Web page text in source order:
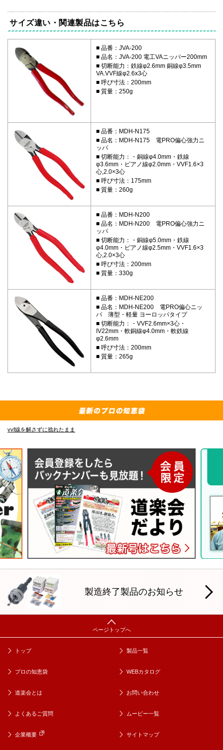
サイズ違い・関連製品はこちら
品番：JVA-200
品名：JVA-200 電工VAニッパー200mm
切断能力：鉄線φ2.6mm 銅線φ3.5mm
VA.VVF線φ2.6x3心
呼び寸法：200mm
質量：250g
品番：MDH-N175
品名：MDH-N175 電PRO偏心強力ニ
ッパ
切断能力：・銅線φ4.0mm・鉄線
φ3.6mm・ピアノ線φ2.0mm・VVF1.6×3
心,2.0×3心
呼び寸法：175mm
質量：260g
品番：MDH-N200
品名：MDH-N200 電PRO偏心強力ニ
ッパ
切断能力：・銅線φ5.0mm・鉄線
φ4.0mm・ピアノ線φ2.5mm・VVF1.6×3
心,2.0×3心
呼び寸法：200mm
質量：330g
品番：MDH-NE200
品名：MDH-NE200 電PRO偏心ニッ
パ 薄型・軽量 ヨーロッパタイプ
切断能力：・VVF2.6mm×3心・
IV22mm・軟銅線φ4.0mm・軟鉄線
φ2.6mm
呼び寸法：200mm
質量：265g
vvf線を解さずに捻れたまま
製造終了製品のお知らせ
トップ 製品一覧
プロの知恵袋 WEBカタログ
道楽会とは お問い合わせ
よくあるご質問 ムービー一覧
企業概要 サイトマップ